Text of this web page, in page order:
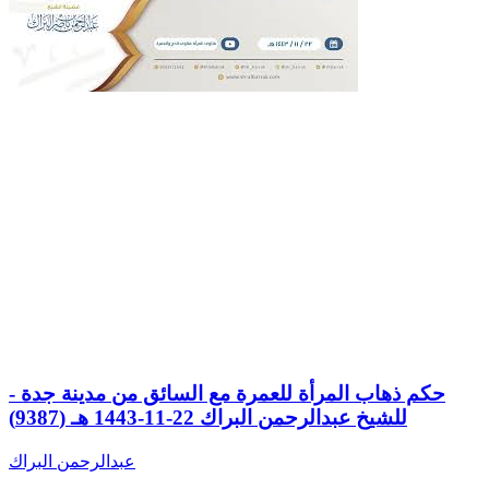
حكم ذهاب المرأة للعمرة مع السائق من مدينة جدة -
للشيخ عبدالرحمن البراك 22-11-1443 هـ (9387)
عبدالرحمن البراك